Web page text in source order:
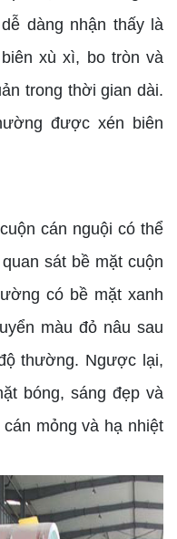
dàng nhận thấy là
xù xì, bo tròn và
trong thời gian dài.
được xén biên
cán nguội có thể
sát bề mặt cuộn
có bề mặt xanh
màu đỏ nâu sau
thường. Ngược lại,
bóng, sáng đẹp và
mỏng và hạ nhiệt